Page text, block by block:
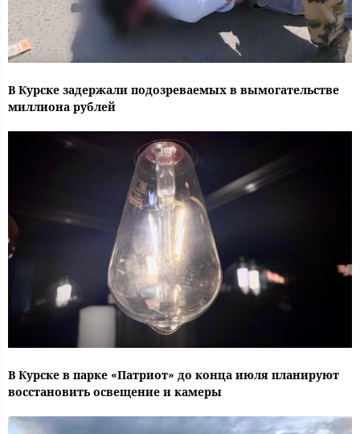
В Курске задержали подозреваемых в вымогательстве
миллиона рублей
В Курске в парке «Патриот» до конца июля планируют
восстановить освещение и камеры